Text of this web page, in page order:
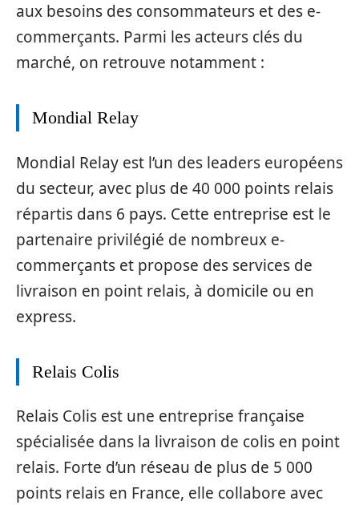
aux besoins des consommateurs et des e-
commerçants. Parmi les acteurs clés du
marché, on retrouve notamment :
Mondial Relay
Mondial Relay est l’un des leaders européens
du secteur, avec plus de 40 000 points relais
répartis dans 6 pays. Cette entreprise est le
partenaire privilégié de nombreux e-
commerçants et propose des services de
livraison en point relais, à domicile ou en
express.
Relais Colis
Relais Colis est une entreprise française
spécialisée dans la livraison de colis en point
relais. Forte d’un réseau de plus de 5 000
points relais en France, elle collabore avec